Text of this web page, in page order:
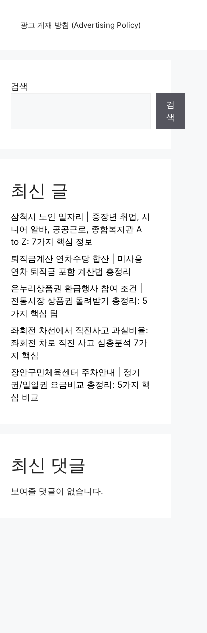
광고 게재 방침 (Advertising Policy)
검색
검
색
최신 글
삼척시 노인 일자리 | 중장년 취업, 시
니어 알바, 공공근로, 종합복지관 A
to Z: 7가지 핵심 정보
퇴직금계산 연차수당 합산 | 미사용
연차 퇴직금 포함 계산법 총정리
온누리상품권 환급행사 참여 조건 |
전통시장 상품권 돌려받기 총정리: 5
가지 핵심 팁
좌회전 차선에서 직진사고 과실비율:
좌회전 차로 직진 사고 심층분석 7가
지 핵심
장안구민체육센터 주차안내 | 정기
권/일일권 요금비교 총정리: 5가지 핵
심 비교
최신 댓글
보여줄 댓글이 없습니다.